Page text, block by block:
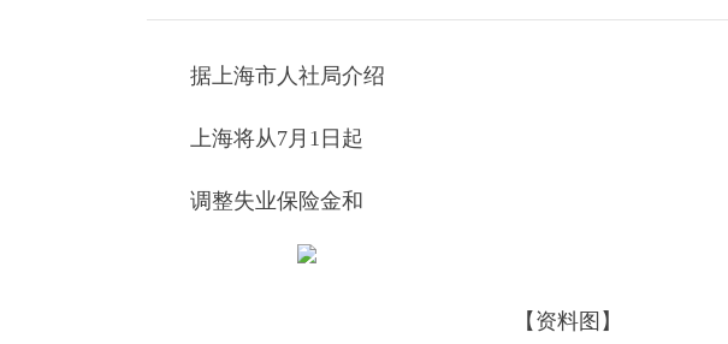
据上海市人社局介绍
上海将从7月1日起
调整失业保险金和
【资料图】